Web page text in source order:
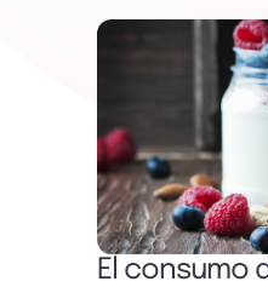
El consumo